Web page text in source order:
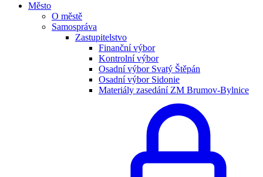
Město
O městě
Samospráva
Zastupitelstvo
Finanční výbor
Kontrolní výbor
Osadní výbor Svatý Štěpán
Osadní výbor Sidonie
Materiály zasedání ZM Brumov-Bylnice